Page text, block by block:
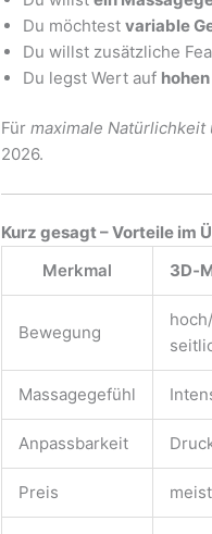
Du möchtestvariable
Du willst zusätzliche
Du legst Wert auf
Fürmaximale Natürlichkeit
2026.
Kurz gesagt – Vorteile im
Merkmal
Bewegung
Massagegefühl
Anpassbarkeit
Preis